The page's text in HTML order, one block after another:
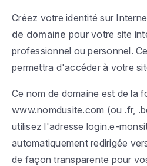
Créez votre identité sur
de domaine pour votre site
professionnel ou personnel.
permettra d'accéder à votre
Ce nom de domaine est de la
www.nomdusite.com (ou .fr,
utilisez l'adresse login.e-
automatiquement redirigée
de façon transparente pour